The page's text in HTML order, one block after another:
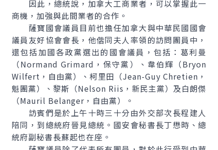
因此，總統說，加拿大工商業者，可以掌握此一
商機，加強與此間業者的合作。
薩寶國會議員目前也擔任加拿大與中華民國國會
議員友好協會會長，他偕同夫人率領的訪問團員中，
還包括加國各政黨選出的國會議員，包括：葛利曼
（Normand Grimard，保守黨）、韋伯輝（Bryon
Wilfert，自由黨）、柯里田（Jean-Guy Chretien，
魁團黨）、黎斯（Nelson Riis，新民主黨）及白朗傑
（Mauril Belanger，自由黨）。
訪賓們是於上午十時三十分由外交部次長程建人
陪同，到總統府晉見總統。國安會秘書長丁懋時、總
統府副秘書長蘇起也在座。